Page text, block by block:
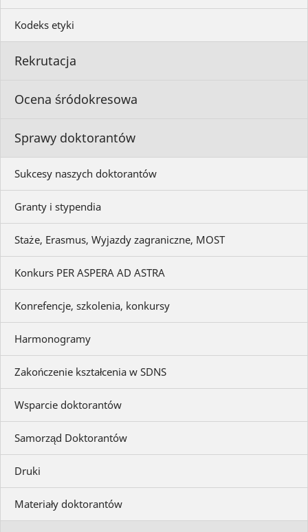
Kodeks etyki
Rekrutacja
Ocena śródokresowa
Sprawy doktorantów
Sukcesy naszych doktorantów
Granty i stypendia
Staże, Erasmus, Wyjazdy zagraniczne, MOST
Konkurs PER ASPERA AD ASTRA
Konrefencje, szkolenia, konkursy
Harmonogramy
Zakończenie kształcenia w SDNS
Wsparcie doktorantów
Samorząd Doktorantów
Druki
Materiały doktorantów